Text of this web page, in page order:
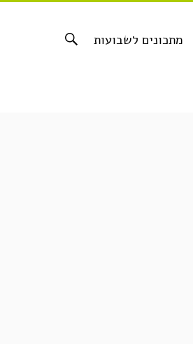
מתכונים לשבועות